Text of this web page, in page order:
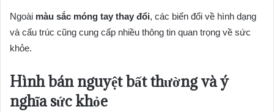
Ngoài màu sắc móng tay thay đổi, các biến đổi về hình dạng
và cấu trúc cũng cung cấp nhiều thông tin quan trọng về sức
khỏe.
Hình bán nguyệt bất thường và ý
nghĩa sức khỏe